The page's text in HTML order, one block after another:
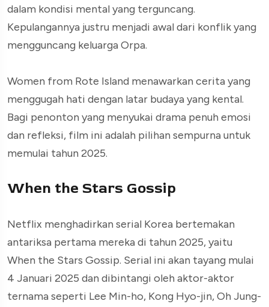
dalam kondisi mental yang terguncang.
Kepulangannya justru menjadi awal dari konflik yang
mengguncang keluarga Orpa.
Women from Rote Island menawarkan cerita yang
menggugah hati dengan latar budaya yang kental.
Bagi penonton yang menyukai drama penuh emosi
dan refleksi, film ini adalah pilihan sempurna untuk
memulai tahun 2025.
When the Stars Gossip
Netflix menghadirkan serial Korea bertemakan
antariksa pertama mereka di tahun 2025, yaitu
When the Stars Gossip. Serial ini akan tayang mulai
4 Januari 2025 dan dibintangi oleh aktor-aktor
ternama seperti Lee Min-ho, Kong Hyo-jin, Oh Jung-